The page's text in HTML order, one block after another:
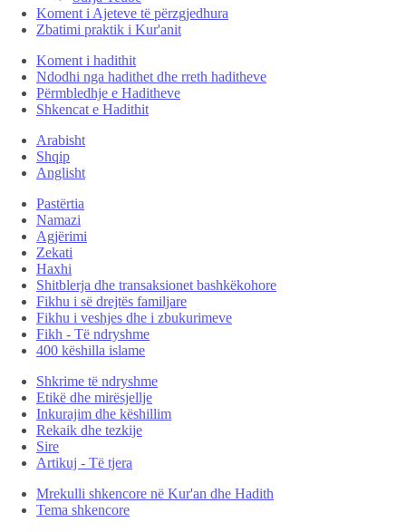
Koment i Ajeteve të përzgjedhura
Zbatimi praktik i Kur'anit
Koment i hadithit
Ndodhi nga hadithet dhe rreth haditheve
Përmbledhje e Haditheve
Shkencat e Hadithit
Arabisht
Shqip
Anglisht
Pastërtia
Namazi
Agjërimi
Zekati
Haxhi
Shitblerja dhe transaksionet bashkëkohore
Fikhu i së drejtës familjare
Fikhu i veshjes dhe i zbukurimeve
Fikh - Të ndryshme
400 këshilla islame
Shkrime të ndryshme
Etikë dhe mirësjellje
Inkurajim dhe këshillim
Rekaik dhe tezkije
Sire
Artikuj - Të tjera
Mrekulli shkencore në Kur'an dhe Hadith
Tema shkencore